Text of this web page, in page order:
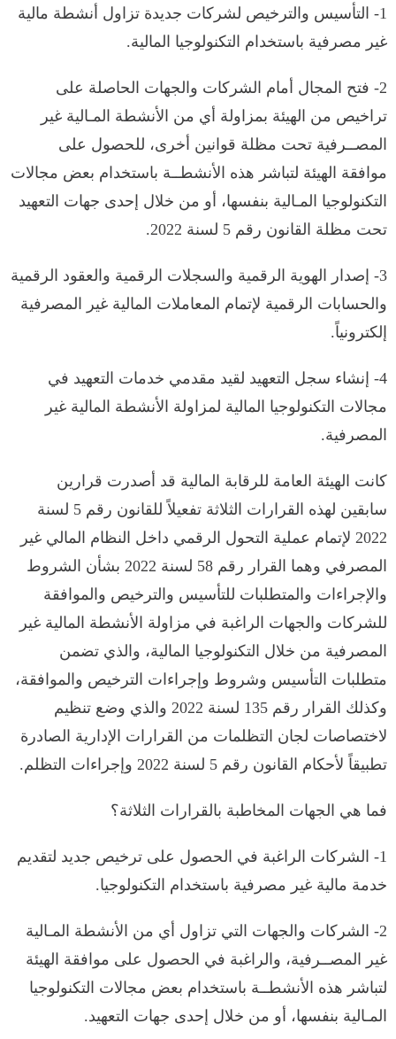
1- التأسيس والترخيص لشركات جديدة تزاول أنشطة مالية
غير مصرفية باستخدام التكنولوجيا المالية.
2- فتح المجال أمام الشركات والجهات الحاصلة على
تراخيص من الهيئة بمزاولة أي من الأنشطة المـالية غير
المصــرفية تحت مظلة قوانين أخرى، للحصول على
موافقة الهيئة لتباشر هذه الأنشطــة باستخدام بعض مجالات
التكنولوجيا المـالية بنفسها، أو من خلال إحدى جهات التعهيد
تحت مظلة القانون رقم 5 لسنة 2022.
3- إصدار الهوية الرقمية والسجلات الرقمية والعقود الرقمية
والحسابات الرقمية لإتمام المعاملات المالية غير المصرفية
إلكترونياً.
4- إنشاء سجل التعهيد لقيد مقدمي خدمات التعهيد في
مجالات التكنولوجيا المالية لمزاولة الأنشطة المالية غير
المصرفية.
كانت الهيئة العامة للرقابة المالية قد أصدرت قرارين
سابقين لهذه القرارات الثلاثة تفعيلاً للقانون رقم 5 لسنة
2022 لإتمام عملية التحول الرقمي داخل النظام المالي غير
المصرفي وهما القرار رقم 58 لسنة 2022 بشأن الشروط
والإجراءات والمتطلبات للتأسيس والترخيص والموافقة
للشركات والجهات الراغبة في مزاولة الأنشطة المالية غير
المصرفية من خلال التكنولوجيا المالية، والذي تضمن
متطلبات التأسيس وشروط وإجراءات الترخيص والموافقة،
وكذلك القرار رقم 135 لسنة 2022 والذي وضع تنظيم
لاختصاصات لجان التظلمات من القرارات الإدارية الصادرة
تطبيقاً لأحكام القانون رقم 5 لسنة 2022 وإجراءات التظلم.
فما هي الجهات المخاطبة بالقرارات الثلاثة؟
1- الشركات الراغبة في الحصول على ترخيص جديد لتقديم
خدمة مالية غير مصرفية باستخدام التكنولوجيا.
2- الشركات والجهات التي تزاول أي من الأنشطة المـالية
غير المصــرفية، والراغبة في الحصول على موافقة الهيئة
لتباشر هذه الأنشطــة باستخدام بعض مجالات التكنولوجيا
المـالية بنفسها، أو من خلال إحدى جهات التعهيد.